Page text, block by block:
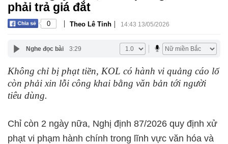
phải trả giá đắt
0 | Theo Lê Tỉnh | 14:43 13/05/2026
Nghe đọc bài 3:29
Không chỉ bị phạt tiền, KOL có hành vi quảng cáo lố
còn phải xin lỗi công khai bằng văn bản tới người
tiêu dùng.
Chỉ còn 2 ngày nữa, Nghị định 87/2026 quy định xử
phạt vi phạm hành chính trong lĩnh vực văn hóa và